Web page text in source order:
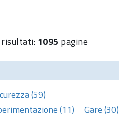
1095 pagine
(59)
(11) Gare (30)